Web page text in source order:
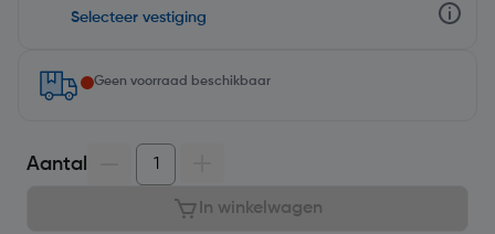
Selecteer vestiging
Geen voorraad beschikbaar
Aantal
In winkelwagen